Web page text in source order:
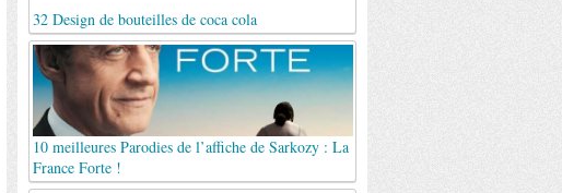
32 Design de bouteilles de coca cola
10 meilleures Parodies de l’affiche de Sarkozy : La
France Forte !